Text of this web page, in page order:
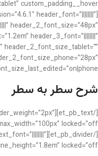
header_font=”||||||||”
header_2_font_size=”48px”
header_3_font=”||||||||”
header_2_font_size_tablet=””
شرح سطر به سطر
text_font=”||||||||”
locked=”off”]